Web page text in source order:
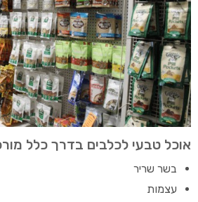
אוכל טבעי לכלבים בדרך כלל
בשר שריר
עצמות